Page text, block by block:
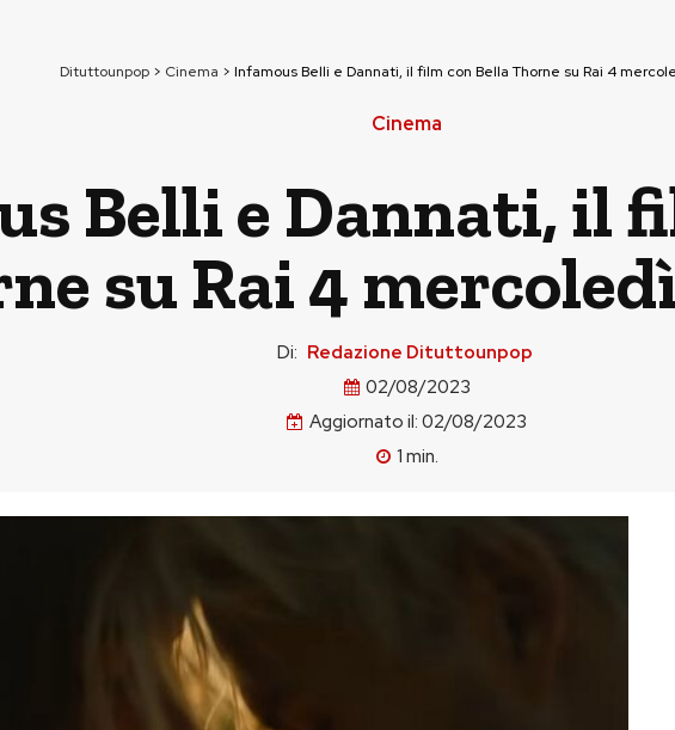
Dituttounpop > Cinema > Infamous Belli e Dannati, il film con Bella Thorne su Rai 4
Cinema
Belli e Dannati, il
su Rai 4
Di: Redazione Dituttounpop
02/08/2023
Aggiornato il: 02/08/2023
1 min.